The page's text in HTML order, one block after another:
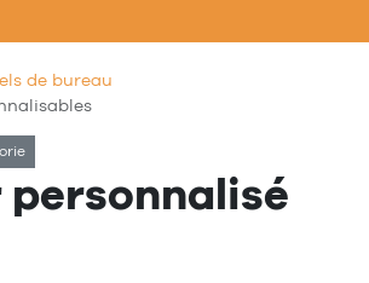
de bureau
personnalisé